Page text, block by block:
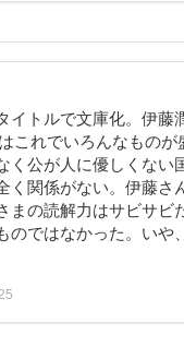
トルで文庫化。伊藤
これでいろんなものが
く公が人に優しくない
関係がない。伊藤さ
まの読解力はサビサビ
のではなかった。いや